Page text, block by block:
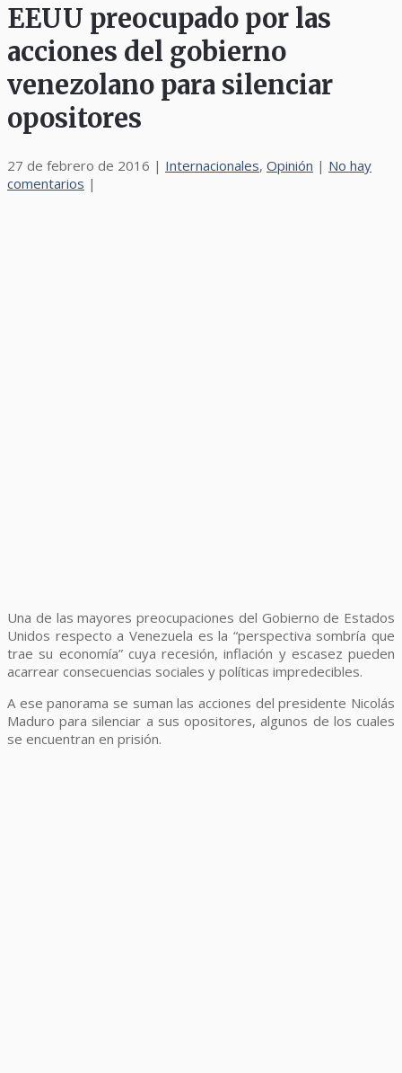
EEUU preocupado por las
acciones del gobierno
venezolano para silenciar
opositores
27 de febrero de 2016 | Internacionales, Opinión | No hay
comentarios |
Una de las mayores preocupaciones del Gobierno de Estados
Unidos respecto a Venezuela es la “perspectiva sombría que
trae su economía” cuya recesión, inflación y escasez pueden
acarrear consecuencias sociales y políticas impredecibles.
A ese panorama se suman las acciones del presidente Nicolás
Maduro para silenciar a sus opositores, algunos de los cuales
se encuentran en prisión.